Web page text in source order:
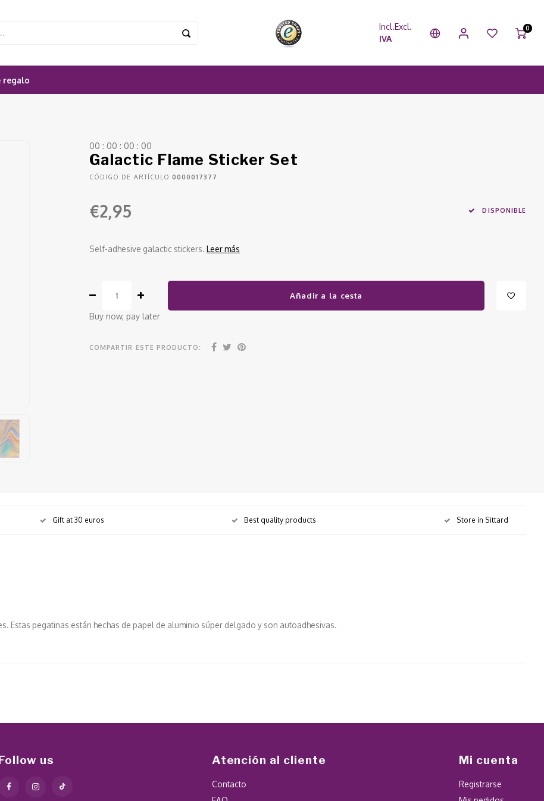
Incl.Excl.
IVA
0
regalo
00 : 00 : 00 : 00
Galactic Flame Sticker Set
CÓDIGO DE ARTÍCULO 0000017377
€2,95 DISPONIBLE
Self-adhesive galactic stickers. Leer más
Añadir a la cesta
Buy now, pay later
COMPARTIR ESTE PRODUCTO:
Gift at 30 euros Best quality products Store in Sittard
Estas pegatinas están hechas de papel de aluminio súper delgado y son autoadhesivas.
us Atención al cliente
Contacto
Mi cuenta
Registrarse